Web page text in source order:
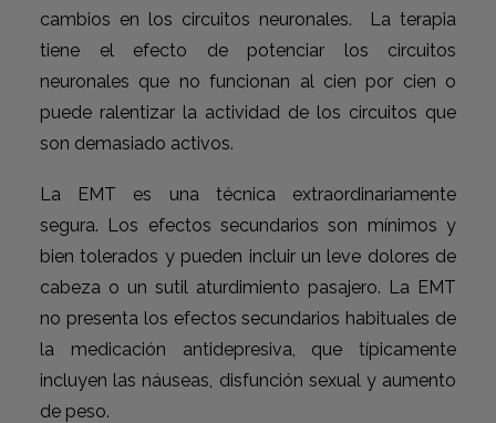
cambios en los circuitos neuronales. La terapia
tiene el efecto de potenciar los circuitos
neuronales que no funcionan al cien por cien o
puede ralentizar la actividad de los circuitos que
son demasiado activos.
La EMT es una técnica extraordinariamente
segura. Los efectos secundarios son mínimos y
bien tolerados y pueden incluir un leve dolores de
cabeza o un sutil aturdimiento pasajero. La EMT
no presenta los efectos secundarios habituales de
la medicación antidepresiva, que típicamente
incluyen las náuseas, disfunción sexual y aumento
de peso.